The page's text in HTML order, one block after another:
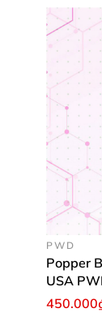
PWD
Popper
USA